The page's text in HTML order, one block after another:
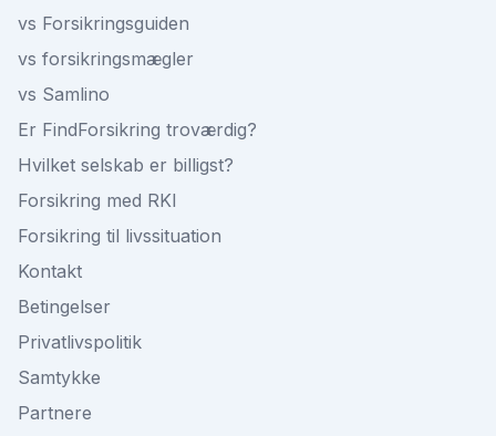
vs Forsikringsguiden
vs forsikringsmægler
vs Samlino
Er FindForsikring troværdig?
Hvilket selskab er billigst?
Forsikring med RKI
Forsikring til livssituation
Kontakt
Betingelser
Privatlivspolitik
Samtykke
Partnere